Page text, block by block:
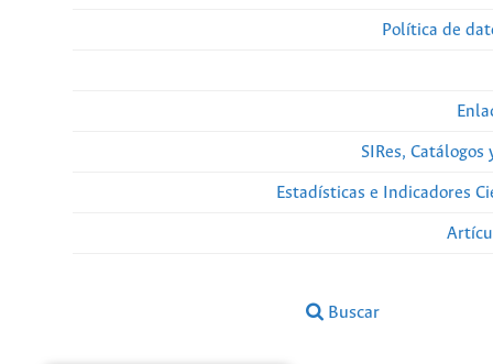
Política de
SIRes, Catálogos
Estadísticas e Indicadores
Buscar